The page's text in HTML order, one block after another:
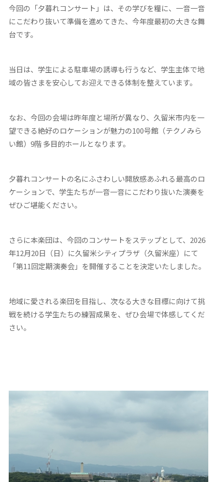
今回の「夕暮れコンサート」は、その学びを糧に、一音一音
にこだわり抜いて準備を進めてきた、今年度最初の大きな舞
台です。
当日は、学生による駐車場の誘導も行うなど、学生主体で地
域の皆さまを安心してお迎えできる体制を整えています。
なお、今回の会場は昨年度と場所が異なり、久留米市内を一
望できる絶好のロケーションが魅力の100号館（テクノみら
い館）9階 多目的ホールとなります。
夕暮れコンサートの名にふさわしい開放感あふれる最高のロ
ケーションで、学生たちが一音一音にこだわり抜いた演奏を
ぜひご堪能ください。
さらに本楽団は、今回のコンサートをステップとして、2026
年12月20日（日）に久留米シティプラザ（久留米座）にて
「第11回定期演奏会」を開催することを決定いたしました。
地域に愛される楽団を目指し、次なる大きな目標に向けて挑
戦を続ける学生たちの練習成果を、ぜひ会場で体感してくだ
さい。